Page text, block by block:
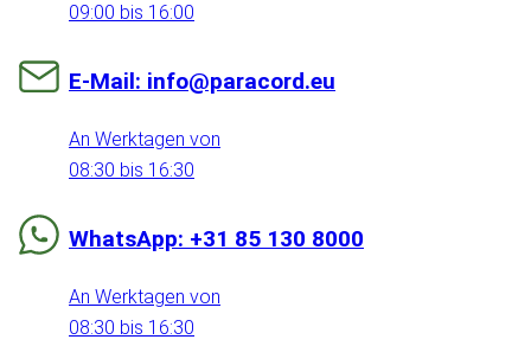
09:00 bis 16:00
E-Mail: info@paracord.eu
An Werktagen von
08:30 bis 16:30
WhatsApp: +31 85 130 8000
An Werktagen von
08:30 bis 16:30